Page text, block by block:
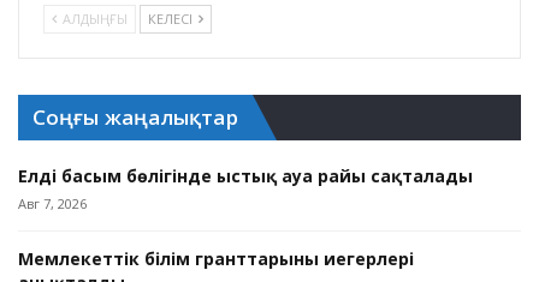
АЛДЫҢҒЫ КЕЛЕСІ
Соңғы жаңалықтар
Елдің басым бөлігінде ыстық ауа райы сақталады
Авг 7, 2026
Мемлекеттік білім гранттарының иегерлері